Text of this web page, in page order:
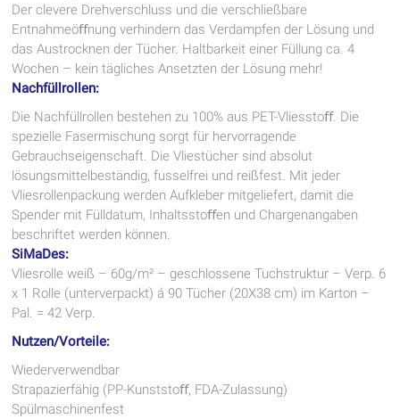
Der clevere Drehverschluss und die verschließbare
Entnahmeöﬀnung verhindern das Verdampfen der Lösung und
das Austrocknen der Tücher. Haltbarkeit einer Füllung ca. 4
Wochen – kein tägliches Ansetzten der Lösung mehr!
Nachfüllrollen:
Die Nachfüllrollen bestehen zu 100% aus PET-Vliesstoﬀ. Die
spezielle Fasermischung sorgt für hervorragende
Gebrauchseigenschaft. Die Vliestücher sind absolut
lösungsmittelbeständig, fusselfrei und reißfest. Mit jeder
Vliesrollenpackung werden Aufkleber mitgeliefert, damit die
Spender mit Fülldatum, Inhaltsstoﬀen und Chargenangaben
beschriftet werden können.
SiMaDes:
Vliesrolle weiß – 60g/m² – geschlossene Tuchstruktur – Verp. 6
x 1 Rolle (unterverpackt) á 90 Tücher (20X38 cm) im Karton –
Pal. = 42 Verp.
Nutzen/Vorteile:
Wiederverwendbar
Strapazierfähig (PP-Kunststoﬀ, FDA-Zulassung)
Spülmaschinenfest